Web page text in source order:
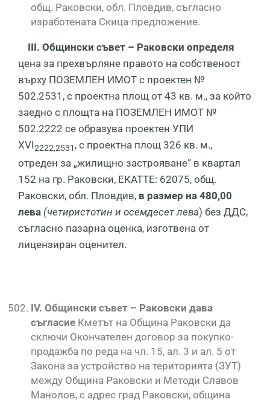
общ. Раковски, обл. Пловдив, съгласно
изработената Скица-предложение.
III. Общински съвет – Раковски определя
цена за прехвърляне правото на собственост
върху ПОЗЕМЛЕН ИМОТ с проектен №
502.2531, с проектна площ от 43 кв. м., за който
заедно с площта на ПОЗЕМЛЕН ИМОТ №
502.2222 се образува проектен УПИ
XVI2222,2531 , с проектна площ 326 кв. м.,
отреден за „жилищно застрояване“ в квартал
152 на гр. Раковски, ЕКАТТЕ: 62075, общ.
Раковски, обл. Пловдив, в размер на 480,00
лева (четиристотин и осемдесетлева) без ДДС,
съгласно пазарна оценка, изготвена от
лицензиран оценител.
IV. Общински съвет – Раковски дава
съгласие Кметът на Община Раковски да
сключи Окончателен договор за покупко-
продажба по реда на чл. 15, ал. 3 и ал. 5 от
Закона за устройство на територията (ЗУТ)
между Община Раковски и Методи Славов
Манолов, с адрес град Раковски, община